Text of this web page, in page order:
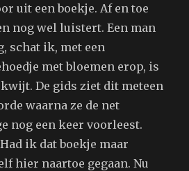
uit een boekje. Af en toe
nog wel luistert. Een man
schat ik, met een
met bloemen erop, is
De gids ziet dit meteen
waarna ze de net
nog een keer voorleest.
ik dat boekje maar
hier naartoe gegaan. Nu